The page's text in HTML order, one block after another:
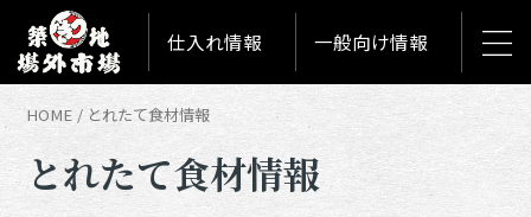
仕入れ情報 一般向け情報
HOME とれたて食材情報
とれたて食材情報